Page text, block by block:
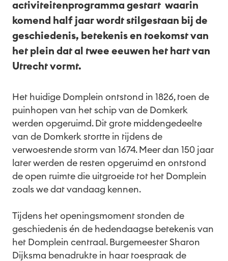
activiteitenprogramma gestart waarin
komend half jaar wordt stilgestaan bij de
geschiedenis, betekenis en toekomst van
het plein dat al twee eeuwen het hart van
Utrecht vormt.
Het huidige Domplein ontstond in 1826, toen de
puinhopen van het schip van de Domkerk
werden opgeruimd. Dit grote middengedeelte
van de Domkerk stortte in tijdens de
verwoestende storm van 1674. Meer dan 150 jaar
later werden de resten opgeruimd en ontstond
de open ruimte die uitgroeide tot het Domplein
zoals we dat vandaag kennen.
Tijdens het openingsmoment stonden de
geschiedenis én de hedendaagse betekenis van
het Domplein centraal. Burgemeester Sharon
Dijksma benadrukte in haar toespraak de